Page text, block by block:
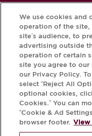
votre
L'ABUS
We use cookies and
operation of the site,
site’s audience, to
advertising outside
operation of certain
site you agree to our
our Privacy Policy.
select “Reject All
optional cookies,
Cookies.” You can
“Cookie & Ad
browser footer. View